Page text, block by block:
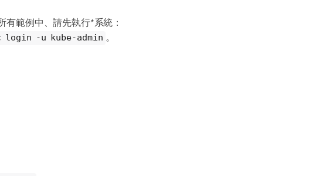
有範例中、請先執行*系統：
login -u kube-admin 。